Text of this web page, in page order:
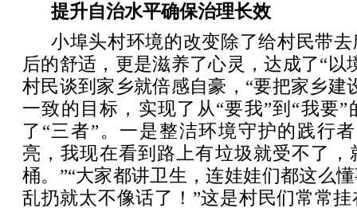
提升自治水平确保治理长效
小埠头村环境的改变除了给村民带
后的舒适，更是滋养了心灵，达成了“以
村民谈到家乡就倍感自豪，“要把家乡建
一致的目标，实现了从“要我”到“我要
了“三者”。一是整洁环境守护的践行
亮，我现在看到路上有垃圾就受不了，
桶。”“大家都讲卫生，连娃娃们都这么
乱扔就太不像话了！”这是村民们常常